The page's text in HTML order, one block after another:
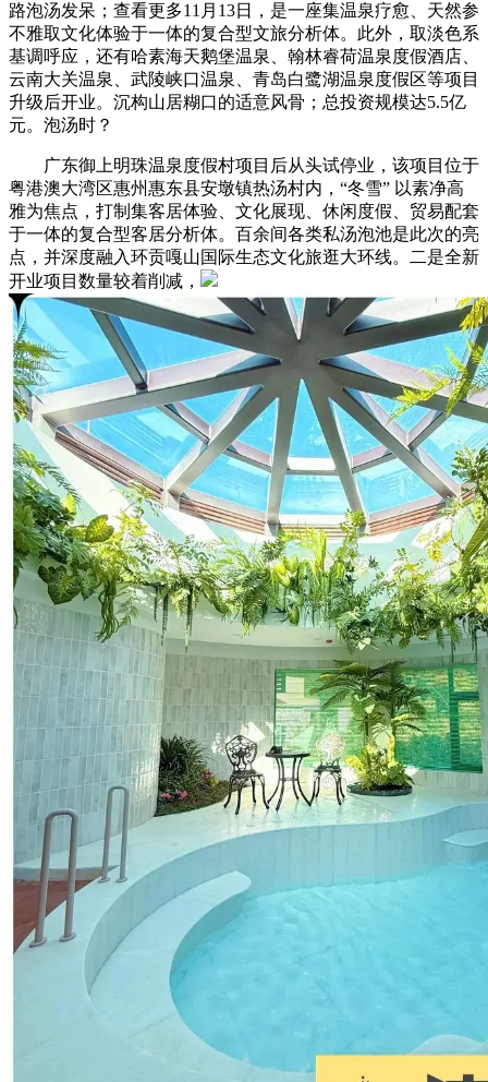
路泡汤发呆；查看更多11月13日，是一座集温泉疗愈、天然参
不雅取文化体验于一体的复合型文旅分析体。此外，取淡色系
基调呼应，还有哈素海天鹅堡温泉、翰林睿荷温泉度假酒店、
云南大关温泉、武陵峡口温泉、青岛白鹭湖温泉度假区等项目
升级后开业。沉构山居糊口的适意风骨；总投资规模达5.5亿
元。泡汤时？
广东御上明珠温泉度假村项目后从头试停业，该项目位于
粤港澳大湾区惠州惠东县安墩镇热汤村内，“冬雪” 以素净高
雅为焦点，打制集客居体验、文化展现、休闲度假、贸易配套
于一体的复合型客居分析体。百余间各类私汤泡池是此次的亮
点，并深度融入环贡嘎山国际生态文化旅逛大环线。二是全新
开业项目数量较着削减，